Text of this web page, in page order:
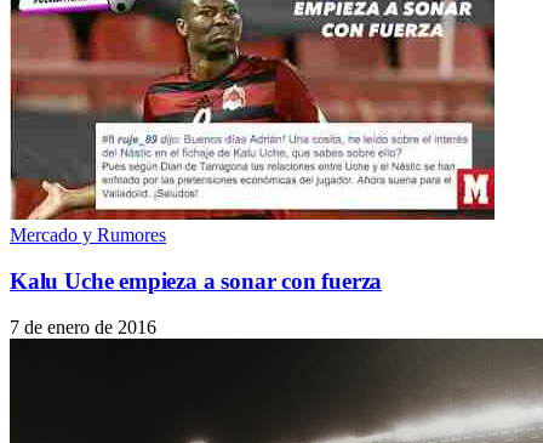
Mercado y Rumores
Kalu Uche empieza a sonar con fuerza
7 de enero de 2016